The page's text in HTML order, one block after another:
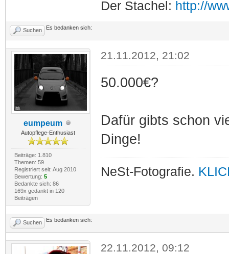
Der Stachel: http://
Suchen Es bedanken sich:
eumpeum
Autopflege-Enthusiast
Beiträge: 1.810
Themen: 59
Registriert seit: Aug 2010
Bewertung: 5
Bedankte sich: 86
169x gedankt in 120
Beiträgen
21.11.2012, 21:02
50.000€?
Dafür gibts schon
Dinge!
NeSt-Fotografie.
Suchen Es bedanken sich:
22.11.2012, 09:12